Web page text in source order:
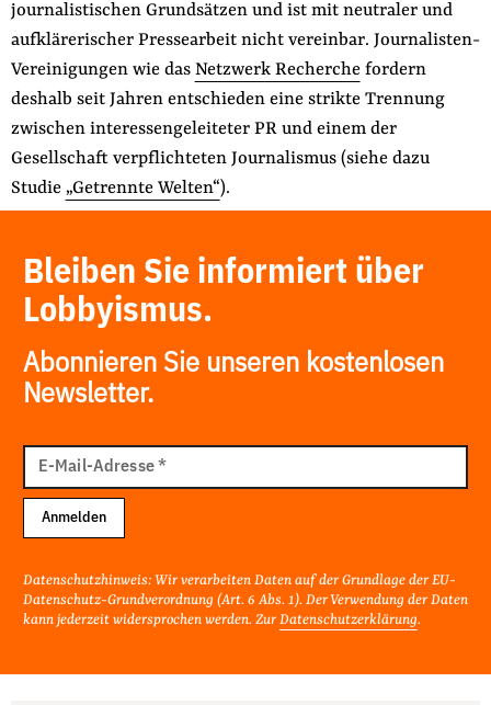
journalistischen Grundsätzen und ist mit neutraler und
aufklärerischer Pressearbeit nicht vereinbar. Journalisten-
Vereinigungen wie das Netzwerk Recherchefordern
deshalb seit Jahren entschieden eine strikte Trennung
zwischen interessengeleiteter PR und einem der
Gesellschaft verpflichteten Journalismus (siehe dazu
Studie „Getrennte Welten“).
Bleiben Sie informiert über
Lobbyismus.
Abonnieren Sie unseren kostenlosen
Newsletter.
Mail
Adresse
E-Mail-Adresse*
Anmelden
Datenschutzhinweis: Wir verarbeiten Daten auf der Grundlage der EU-
Datenschutz-Grundverordnung (Art. 6 Abs. 1). Der Verwendung der Daten
kann jederzeit widersprochen werden. Zur Datenschutzerklärung.